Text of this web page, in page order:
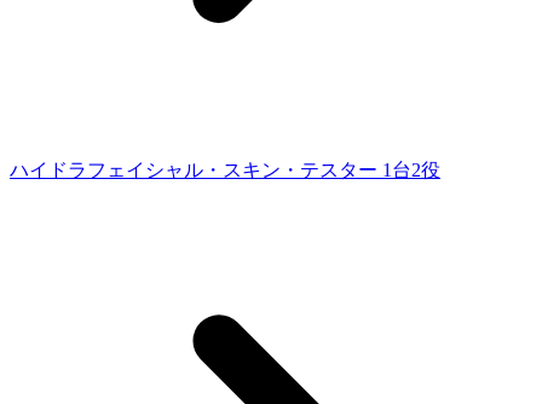
ハイドラフェイシャル・スキン・テスター 1台2役